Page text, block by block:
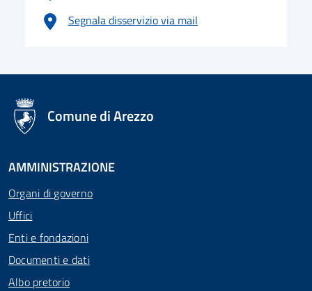
Segnala disservizio via mail
logo Unione Europea
Comune di Arezzo
AMMINISTRAZIONE
Organi di governo
Uffici
Enti e fondazioni
Documenti e dati
Albo pretorio